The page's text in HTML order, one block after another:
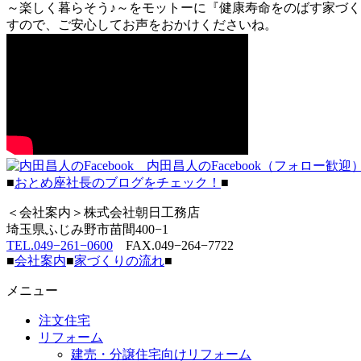
～楽しく暮らそう♪～をモットーに『健康寿命をのばす家づ
すので、ご安心してお声をおかけくださいね。
内田昌人のFacebook（フォロー歓迎
■おとめ座社長のブログをチェック！ ■
＜会社案内＞株式会社朝日工務店
埼玉県ふじみ野市苗間400−1
TEL.049−261−0600 FAX.049−264−7722
■会社案内■家づくりの流れ■
メニュー
注文住宅
リフォーム
建売・分譲住宅向けリフォーム